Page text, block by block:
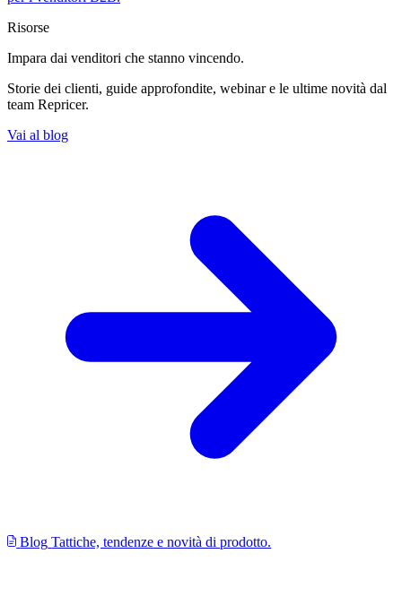
Risorse
Impara dai venditori che stanno vincendo.
Storie dei clienti, guide approfondite, webinar e le ultime novità dal
team Repricer.
Vai al blog
Blog Tattiche, tendenze e novità di prodotto.